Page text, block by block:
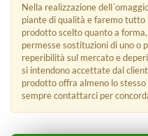
Nella realizzazione
piante di qualità e faremo tutto
prodotto scelto quanto a
permesse sostituzioni di uno o
reperibilità sul mercato e
si intendono accettate dal
prodotto offra almeno lo
sempre contattarci per